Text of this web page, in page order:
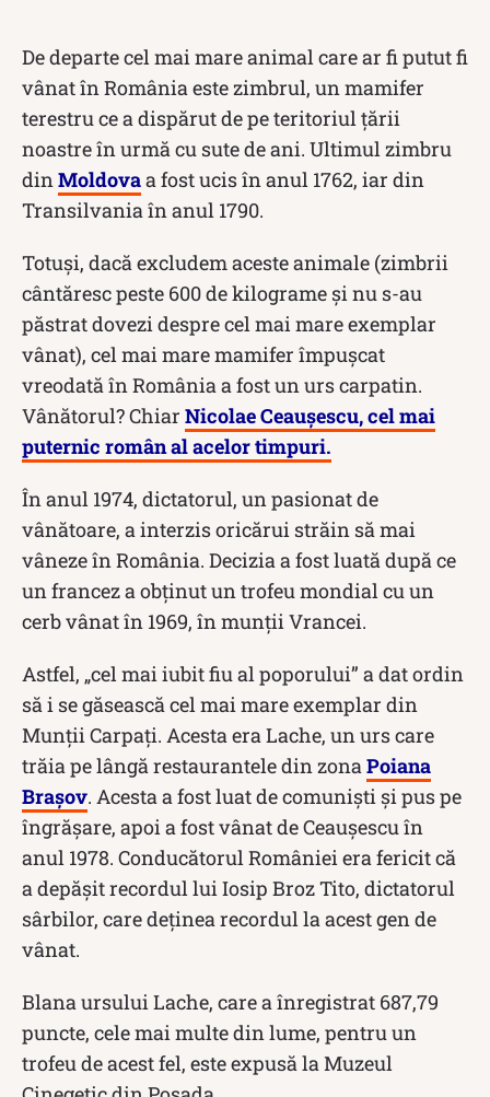
De departe cel mai mare animal care ar fi putut fi
vânat în România este zimbrul, un mamifer
terestru ce a dispărut de pe teritoriul țării
noastre în urmă cu sute de ani. Ultimul zimbru
din Moldovaa fost ucis în anul 1762, iar din
Transilvania în anul 1790.
Totuși, dacă excludem aceste animale (zimbrii
cântăresc peste 600 de kilograme și nu s-au
păstrat dovezi despre cel mai mare exemplar
vânat), cel mai mare mamifer împușcat
vreodată în România a fost un urs carpatin.
Vânătorul? Chiar Nicolae Ceaușescu, cel mai
puternic român al acelor timpuri.
În anul 1974, dictatorul, un pasionat de
vânătoare, a interzis oricărui străin să mai
vâneze în România. Decizia a fost luată după ce
un francez a obţinut un trofeu mondial cu un
cerb vânat în 1969, în munţii Vrancei.
Astfel, „cel mai iubit fiu al poporului” a dat ordin
să i se găsească cel mai mare exemplar din
Munții Carpați. Acesta era Lache, un urs care
trăia pe lângă restaurantele din zona Poiana
Brașov. Acesta a fost luat de comuniști și pus pe
îngrășare, apoi a fost vânat de Ceaușescu în
anul 1978. Conducătorul României era fericit că
a depășit recordul lui Iosip Broz Tito, dictatorul
sârbilor, care deținea recordul la acest gen de
vânat.
Blana ursului Lache, care a înregistrat 687,79
puncte, cele mai multe din lume, pentru un
trofeu de acest fel, este expusă la Muzeul